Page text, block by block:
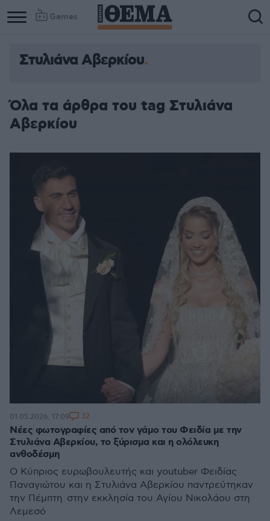
Games
Στυλιάνα Αβερκίου
Όλα τα άρθρα του tag Στυλιάνα
Αβερκίου
Νέες φωτογραφίες από τον γάμο του Φειδία με την
Στυλιάνα Αβερκίου, το ξύρισμα και η ολόλευκη
ανθοδέσμη
Ο Κύπριος ευρωβουλευτής και youtuber Φειδίας
Παναγιώτου και η Στυλιάνα Αβερκίου παντρεύτηκαν
την Πέμπτη στην εκκλησία του Αγίου Νικολάου στη
Λεμεσό
01.05.2026, 17:09 32